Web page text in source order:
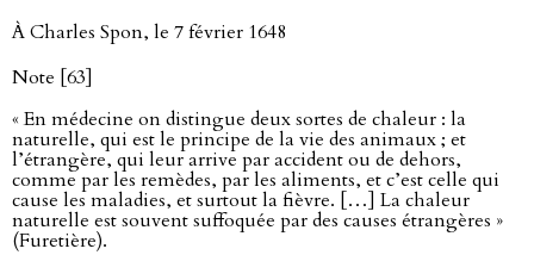
À Charles Spon, le 7 février 1648
Note [63]
« En médecine on distingue deux sortes de chaleur : la
naturelle, qui est le principe de la vie des animaux ; et
l’étrangère, qui leur arrive par accident ou de dehors,
comme par les remèdes, par les aliments, et c’est celle qui
cause les maladies, et surtout la fièvre. […] La chaleur
naturelle est souvent suffoquée par des causes étrangères »
(Furetière).